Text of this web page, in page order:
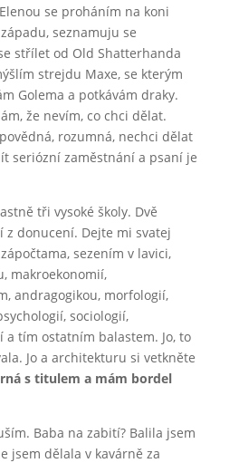
se proháním na koni
seznamuju se
střílet od Old Shatterhanda
strejdu Maxe, se kterým
Golema a potkávám draky.
že nevím, co chci dělat.
rozumná, nechci dělat
seriózní zaměstnání a psaní je
tři vysoké školy. Dvě
z donucení. Dejte mi svatej
sezením v lavici,
makroekonomií,
andragogikou, morfologií,
sociologií,
a tím ostatním balastem. Jo, to
Jo a architekturu si vetkněte
s titulem a mám bordel
Baba na zabití? Balila jsem
jsem dělala v kavárně za